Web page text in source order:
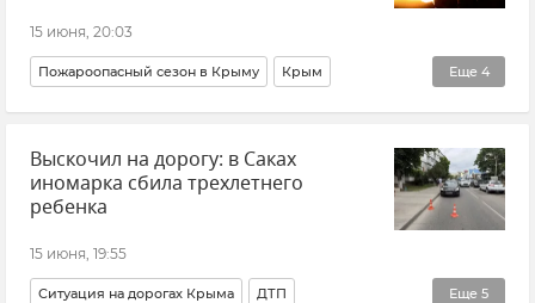
15 июня, 20:03
Еще 4
Пожароопасный сезон в Крыму Крым
Безопасность Республики Крым и Севастополя
Новости Крыма МЧС Крыма
ГУ МЧС РФ по Республике Крым
Выскочил на дорогу: в Саках
иномарка сбила трехлетнего
ребенка
15 июня, 19:55
Еще 5
Ситуация на дорогах Крыма ДТП